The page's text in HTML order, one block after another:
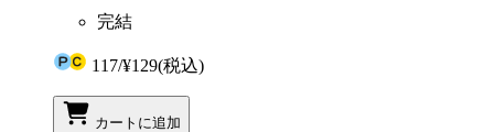
完結
117/¥129(税込)
カートに追加